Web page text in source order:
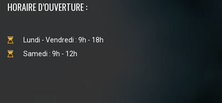
HORAIRE D’OUVERTURE :
Lundi - Vendredi : 9h - 18h
Samedi : 9h - 12h